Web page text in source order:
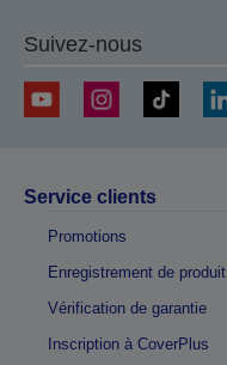
Suivez-nous
Service clients
Promotions
Enregistrement de produit
Vérification de garantie
Inscription à CoverPlus